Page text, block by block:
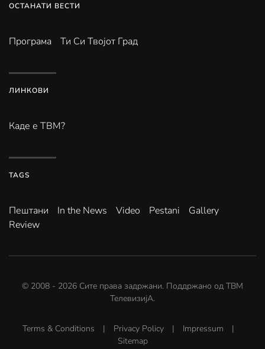
ОСТАНАТИ ВЕСТИ
Програма Ти Си Твојот Град
ЛИНКОВИ
Каде е ТВМ?
TAGS
Пештани In the News Video Pestani
Gallery
Review
© 2008 - 2026 Сите права задржани. Поддржано од ТВМ
ТелевизијА.
Terms & Conditions | Privacy Policy | Impressum |
Sitemap